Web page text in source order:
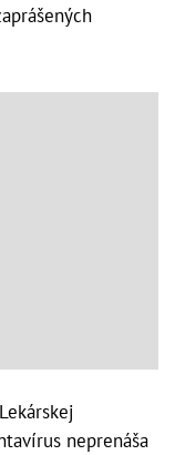
neprenáša